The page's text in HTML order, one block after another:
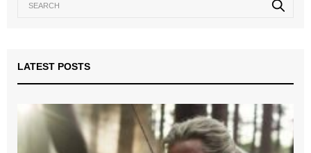
LATEST POSTS